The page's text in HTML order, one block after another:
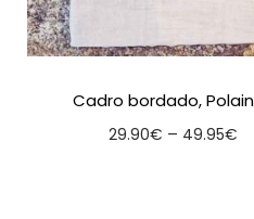
Cadro bordado,
29.90€ – 49.95€